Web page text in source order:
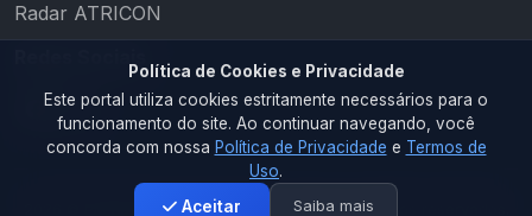
Radar ATRICON
2026 © PM RIACHO DOS CAVALOS. Todos os direitos reservados.
Política de Cookies e Privacidade
Este portal utiliza cookies estritamente necessários para o
funcionamento do site. Ao continuar navegando, você
concorda com nossa Política de Privacidade e Termos de
Uso.
Aceitar
Saiba mais